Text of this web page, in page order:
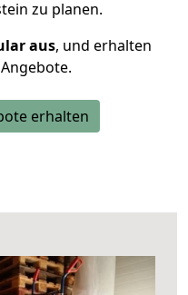
zu planen.
aus, und erhalten
erhalten